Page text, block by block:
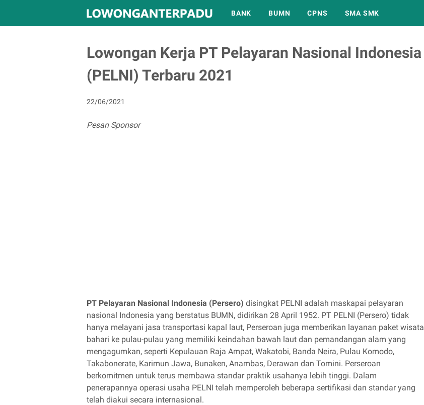
BANK BUMN CPNS SMA SMK
Lowongan Kerja PT Pelayaran Nasional Indonesia
(PELNI) Terbaru 2021
22/06/2021
Pesan Sponsor
PT Pelayaran Nasional Indonesia (Persero) disingkat PELNI adalah maskapai pelayaran
nasional Indonesia yang berstatus BUMN, didirikan 28 April 1952. PT PELNI (Persero) tidak
hanya melayani jasa transportasi kapal laut, Perseroan juga memberikan layanan paket wisata
bahari ke pulau-pulau yang memiliki keindahan bawah laut dan pemandangan alam yang
mengagumkan, seperti Kepulauan Raja Ampat, Wakatobi, Banda Neira, Pulau Komodo,
Takabonerate, Karimun Jawa, Bunaken, Anambas, Derawan dan Tomini. Perseroan
berkomitmen untuk terus membawa standar praktik usahanya lebih tinggi. Dalam
penerapannya operasi usaha PELNI telah memperoleh beberapa sertifikasi dan standar yang
telah diakui secara internasional.